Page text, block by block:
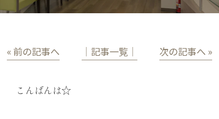
« 前の記事へ │記事一覧│ 次の記事へ »
こんばんは☆